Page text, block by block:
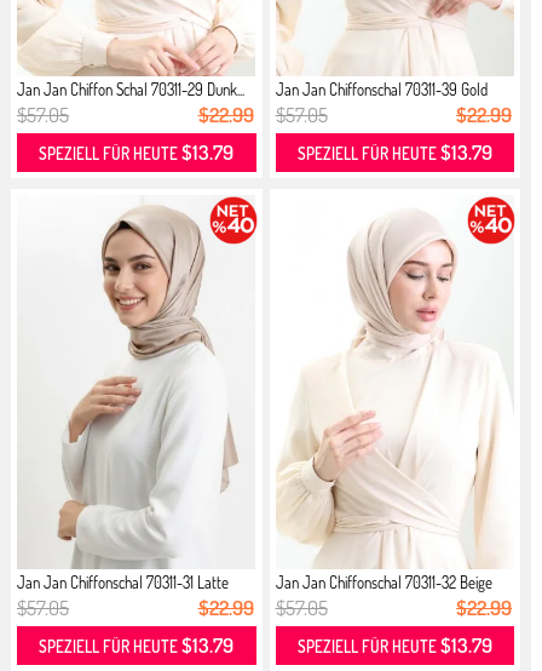
Jan Jan Chiffon Schal 70311-29 Dunk...
$57.05 $22.99
SPEZIELL FÜR HEUTE$13.79
Jan Jan Chiffonschal 70311-39 Gold
$57.05 $22.99
SPEZIELL FÜR HEUTE$13.79
Jan Jan Chiffonschal 70311-31 Latte
$57.05 $22.99
SPEZIELL FÜR HEUTE$13.79
Jan Jan Chiffonschal 70311-32 Beige
$57.05 $22.99
SPEZIELL FÜR HEUTE$13.79